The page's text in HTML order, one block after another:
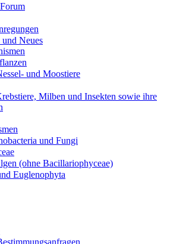
Neues
und Moostiere
Milben und Insekten sowie ihre
und Fungi
(ohne Bacillariophyceae)
Euglenophyta